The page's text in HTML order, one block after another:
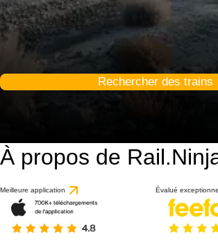
Rechercher des trains
À propos de
Meilleure application Évalué